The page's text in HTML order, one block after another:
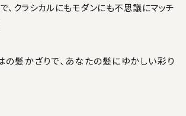
、クラシカルにもモダンにも不思議にマッチ
の髪かざりで、あなたの髪にゆかしい彩り